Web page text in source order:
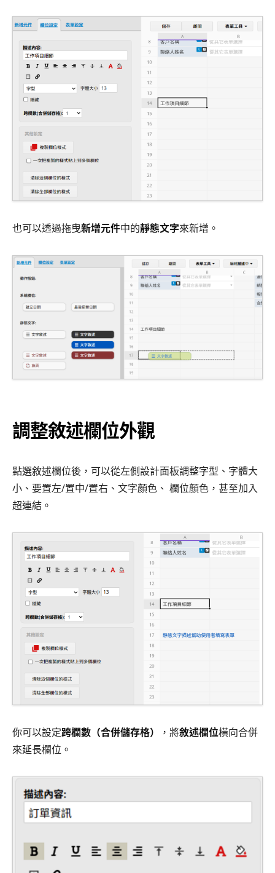
也可以透過拖曳新增元件中的靜態文字來新增。
調整敘述欄位外觀
點選敘述欄位後，可以從左側設計面板調整字型、字體大
小、要置左/置中/置右、文字顏色、 欄位顏色，甚至加入
超連結。
你可以設定跨欄數（合併儲存格） ，將敘述欄位橫向合併
來延長欄位。